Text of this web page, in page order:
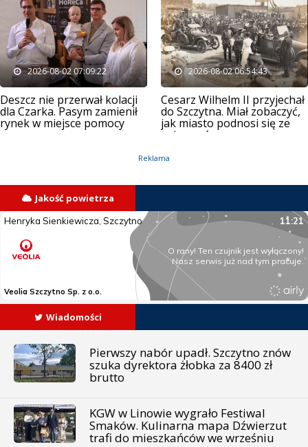
2026-08-02 07:09:22
Deszcz nie przerwał kolacji
dla Czarka. Pasym zamienił
rynek w miejsce pomocy
2026-08-02 06:54:43
Cesarz Wilhelm II przyjechał
do Szczytna. Miał zobaczyć,
jak miasto podnosi się ze
zniszczeń
Reklama
Jakość powietrza
Wiadomości
Pierwszy nabór upadł. Szczytno znów
szuka dyrektora żłobka za 8400 zł
brutto
KGW w Linowie wygrało Festiwal
Smaków. Kulinarna mapa Dźwierzut
trafi do mieszkańców we wrześniu